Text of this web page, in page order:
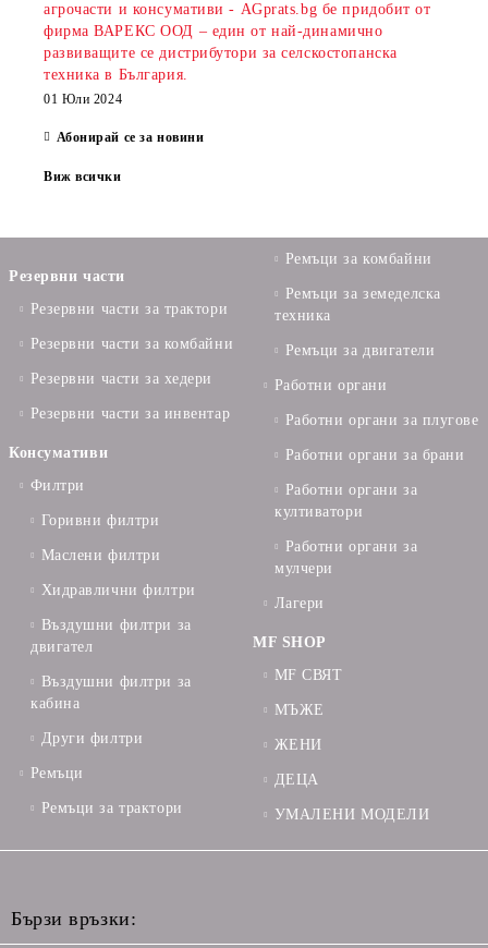
агрочасти и консумативи - AGprats.bg бе придобит от
фирма ВАРЕКС ООД – един от най-динамично
развиващите се дистрибутори за селскостопанска
техника в България.
01 Юли 2024
Абонирай се за новини
Виж всички
Резервни части
Резервни части за трактори
Резервни части за комбайни
Резервни части за хедери
Резервни части за инвентар
Консумативи
Филтри
Горивни филтри
Маслени филтри
Хидравлични филтри
Въздушни филтри за
двигател
Въздушни филтри за
кабина
Други филтри
Ремъци
Ремъци за трактори
Ремъци за комбайни
Ремъци за земеделска
техника
Ремъци за двигатели
Работни органи
Работни органи за плугове
Работни органи за брани
Работни органи за
култиватори
Работни органи за
мулчери
Лагери
MF SHOP
MF СВЯТ
МЪЖЕ
ЖЕНИ
ДЕЦА
УМАЛЕНИ МОДЕЛИ
Бързи връзки: